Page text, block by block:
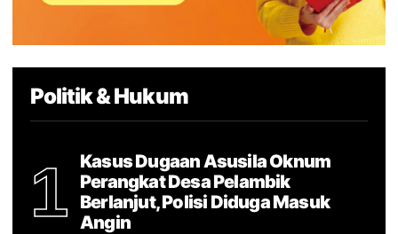
Politik & Hukum
1
Kasus Dugaan Asusila Oknum
Perangkat Desa Pelambik
Berlanjut, Polisi Diduga Masuk
Angin